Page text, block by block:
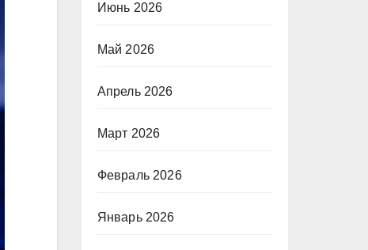
Июнь 2026
Май 2026
Апрель 2026
Март 2026
Февраль 2026
Январь 2026